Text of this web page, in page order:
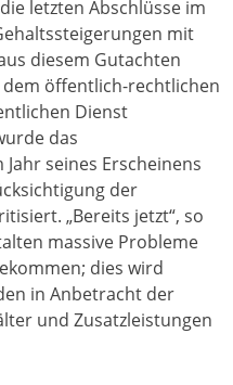
letzten Abschlüsse im
mit
diesem Gutachten
dem öffentlich-rechtlichen
Dienst
das
seines Erscheinens
der
„Bereits jetzt“, so
massive Probleme
dies wird
in Anbetracht der
und Zusatzleistungen